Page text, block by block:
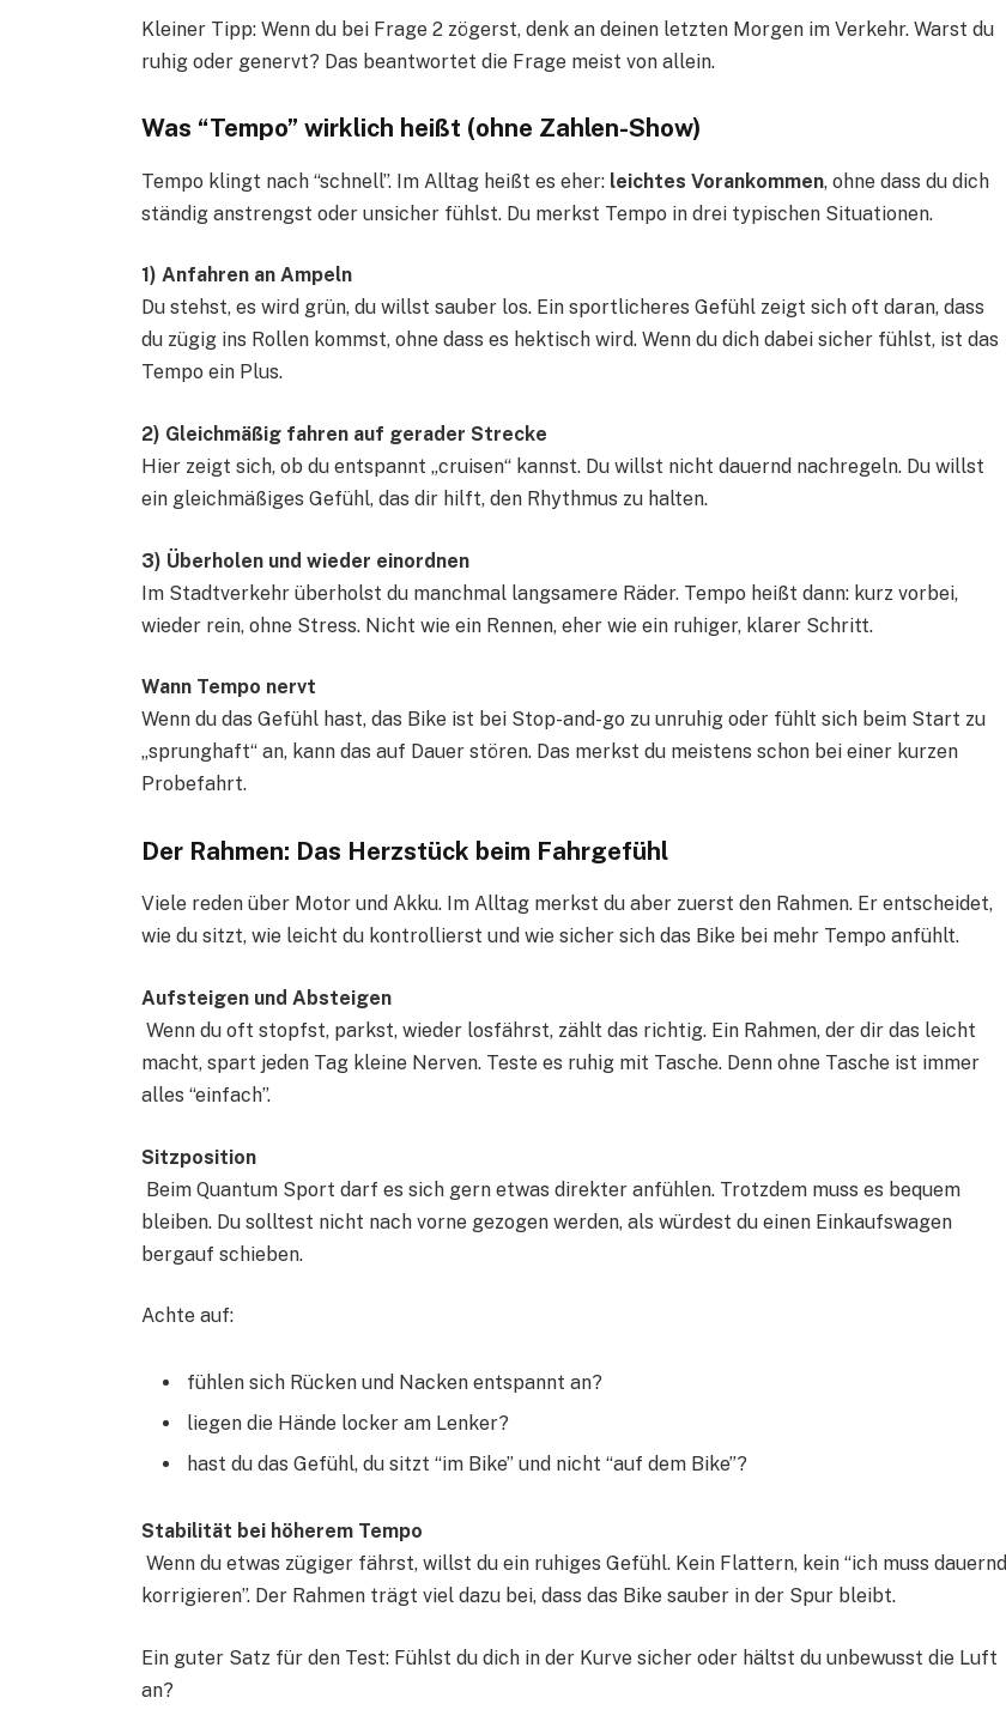
Kleiner Tipp: Wenn du bei Frage 2 zögerst, denk an deinen letzten Morgen im Verkehr. Warst du
ruhig oder genervt? Das beantwortet die Frage meist von allein.
Was “Tempo” wirklich heißt (ohne Zahlen-Show)
Tempo klingt nach “schnell”. Im Alltag heißt es eher: leichtes Vorankommen, ohne dass du dich
ständig anstrengst oder unsicher fühlst. Du merkst Tempo in drei typischen Situationen.
1) Anfahren an Ampeln
Du stehst, es wird grün, du willst sauber los. Ein sportlicheres Gefühl zeigt sich oft daran, dass
du zügig ins Rollen kommst, ohne dass es hektisch wird. Wenn du dich dabei sicher fühlst, ist das
Tempo ein Plus.
2) Gleichmäßig fahren auf gerader Strecke
Hier zeigt sich, ob du entspannt „cruisen“ kannst. Du willst nicht dauernd nachregeln. Du willst
ein gleichmäßiges Gefühl, das dir hilft, den Rhythmus zu halten.
3) Überholen und wieder einordnen
Im Stadtverkehr überholst du manchmal langsamere Räder. Tempo heißt dann: kurz vorbei,
wieder rein, ohne Stress. Nicht wie ein Rennen, eher wie ein ruhiger, klarer Schritt.
Wann Tempo nervt
Wenn du das Gefühl hast, das Bike ist bei Stop-and-go zu unruhig oder fühlt sich beim Start zu
„sprunghaft“ an, kann das auf Dauer stören. Das merkst du meistens schon bei einer kurzen
Probefahrt.
Der Rahmen: Das Herzstück beim Fahrgefühl
Viele reden über Motor und Akku. Im Alltag merkst du aber zuerst den Rahmen. Er entscheidet,
wie du sitzt, wie leicht du kontrollierst und wie sicher sich das Bike bei mehr Tempo anfühlt.
Aufsteigen und Absteigen
Wenn du oft stopfst, parkst, wieder losfährst, zählt das richtig. Ein Rahmen, der dir das leicht
macht, spart jeden Tag kleine Nerven. Teste es ruhig mit Tasche. Denn ohne Tasche ist immer
alles “einfach”.
Sitzposition
Beim Quantum Sport darf es sich gern etwas direkter anfühlen. Trotzdem muss es bequem
bleiben. Du solltest nicht nach vorne gezogen werden, als würdest du einen Einkaufswagen
bergauf schieben.
Achte auf:
fühlen sich Rücken und Nacken entspannt an?
liegen die Hände locker am Lenker?
hast du das Gefühl, du sitzt “im Bike” und nicht “auf dem Bike”?
Stabilität bei höherem Tempo
Wenn du etwas zügiger fährst, willst du ein ruhiges Gefühl. Kein Flattern, kein “ich muss dauernd
korrigieren”. Der Rahmen trägt viel dazu bei, dass das Bike sauber in der Spur bleibt.
Ein guter Satz für den Test: Fühlst du dich in der Kurve sicher oder hältst du unbewusst die Luft
an?